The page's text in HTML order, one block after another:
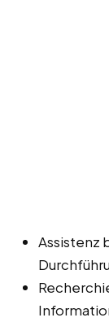
Assistenz